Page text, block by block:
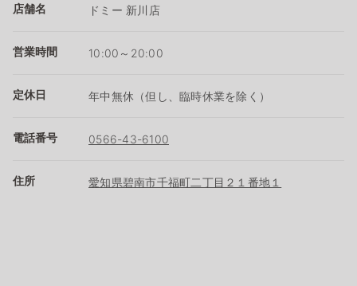
店舗名 ドミー 新川店
営業時間 10:00～20:00
定休日 年中無休（但し、臨時休業を除く）
電話番号 0566-43-6100
住所 愛知県碧南市千福町二丁目２１番地１